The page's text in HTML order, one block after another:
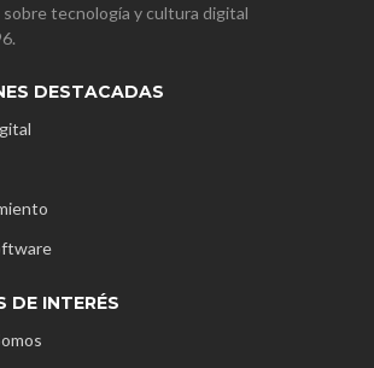
tecnología y cultura digital
DESTACADAS
DE INTERÉS